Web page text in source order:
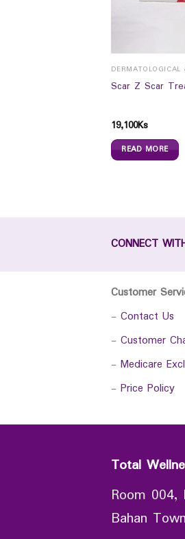
Scar Z Scar
19,100Ks
READ MORE
CONNECT
Customer
- Contact Us
- Customer
- Medicare
- Price Policy
Total
Room
Bahan